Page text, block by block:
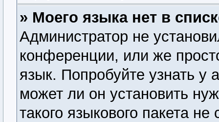
» Моего языка нет в
Администратор не
конференции, или же
язык. Попробуйте узнать у
может ли он установить
такого языкового пакета